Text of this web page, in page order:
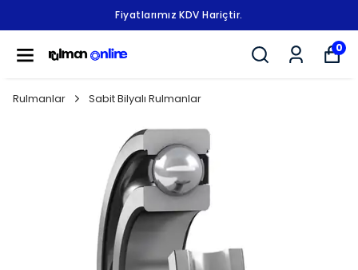
Fiyatlarımız KDV Hariçtir.
0
Rulmanlar Sabit Bilyalı Rulmanlar